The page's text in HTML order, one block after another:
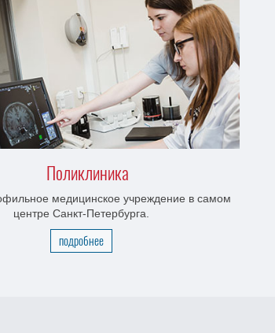
Поликлиника
медицинское учреждение в самом
центре Санкт-Петербурга.
подробнее